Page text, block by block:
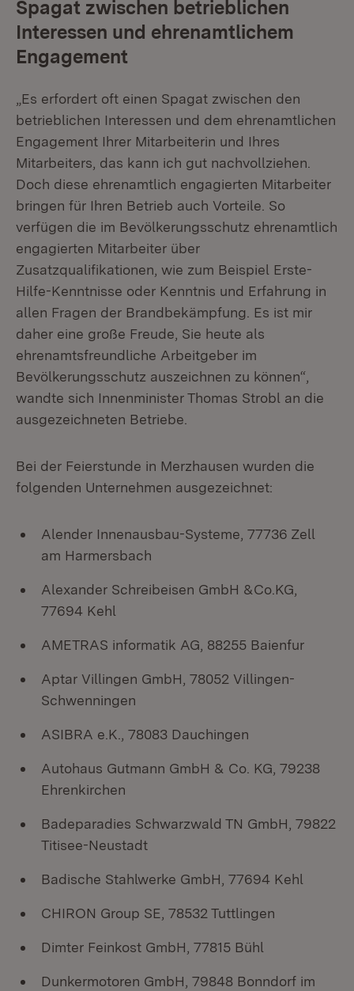
Spagat zwischen betrieblichen
Interessen und ehrenamtlichem
Engagement
„Es erfordert oft einen Spagat zwischen den
betrieblichen Interessen und dem ehrenamtlichen
Engagement Ihrer Mitarbeiterin und Ihres
Mitarbeiters, das kann ich gut nachvollziehen.
Doch diese ehrenamtlich engagierten Mitarbeiter
bringen für Ihren Betrieb auch Vorteile. So
verfügen die im Bevölkerungsschutz ehrenamtlich
engagierten Mitarbeiter über
Zusatzqualifikationen, wie zum Beispiel Erste-
Hilfe-Kenntnisse oder Kenntnis und Erfahrung in
allen Fragen der Brandbekämpfung. Es ist mir
daher eine große Freude, Sie heute als
ehrenamtsfreundliche Arbeitgeber im
Bevölkerungsschutz auszeichnen zu können“,
wandte sich Innenminister Thomas Strobl an die
ausgezeichneten Betriebe.
Bei der Feierstunde in Merzhausen wurden die
folgenden Unternehmen ausgezeichnet:
Alender Innenausbau-Systeme, 77736 Zell
am Harmersbach
Alexander Schreibeisen GmbH &Co.KG,
77694 Kehl
AMETRAS informatik AG, 88255 Baienfur
Aptar Villingen GmbH, 78052 Villingen-
Schwenningen
ASIBRA e.K., 78083 Dauchingen
Autohaus Gutmann GmbH & Co. KG, 79238
Ehrenkirchen
Badeparadies Schwarzwald TN GmbH, 79822
Titisee-Neustadt
Badische Stahlwerke GmbH, 77694 Kehl
CHIRON Group SE, 78532 Tuttlingen
Dimter Feinkost GmbH, 77815 Bühl
Dunkermotoren GmbH, 79848 Bonndorf im